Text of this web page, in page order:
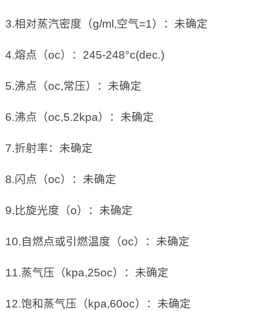
3.相对蒸汽密度（g/ml,空气=1）：未确定
4.熔点（oc）：245-248°c(dec.)
5.沸点（oc,常压）：未确定
6.沸点（oc,5.2kpa）：未确定
7.折射率：未确定
8.闪点（oc）：未确定
9.比旋光度（o）：未确定
10.自燃点或引燃温度（oc）：未确定
11.蒸气压（kpa,25oc）：未确定
12.饱和蒸气压（kpa,60oc）：未确定